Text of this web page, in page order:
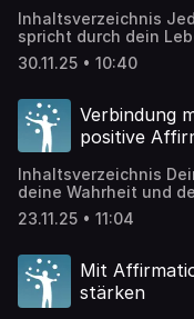
Inhaltsverzeichnis
spricht durch dein
Beziehungen und
zur wahren Freiheit
Podcast – Folge 204
Selbstfürsorge Die
unterstützen dich
30.11.25 • 10:40
Verbindung
positive
Inhaltsverzeichnis
deine Wahrheit und
sich dein Leben
spirituellen Kraft
durch positive
Folge helfen dir
erweitern […]
23.11.25 • 11:04
Mit
stärken